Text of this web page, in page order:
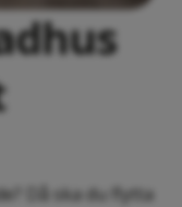
Då ska du flytta